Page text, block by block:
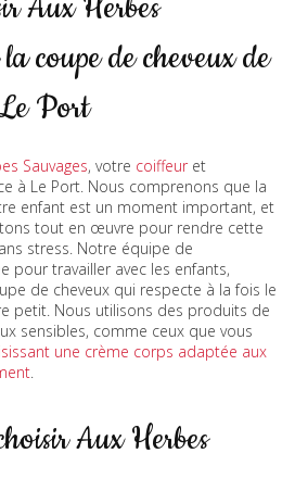
coupe de cheveux de
Port
Sauvages, votre coiffeuret
à Le Port. Nous comprenons que la
enfant est un moment important, et
tout en œuvre pour rendre cette
stress. Notre équipe de
pour travailler avec les enfants,
de cheveux qui respecte à la fois le
petit. Nous utilisons des produits de
sensibles, comme ceux que vous
une crème corps adaptée aux
.
Aux Herbes